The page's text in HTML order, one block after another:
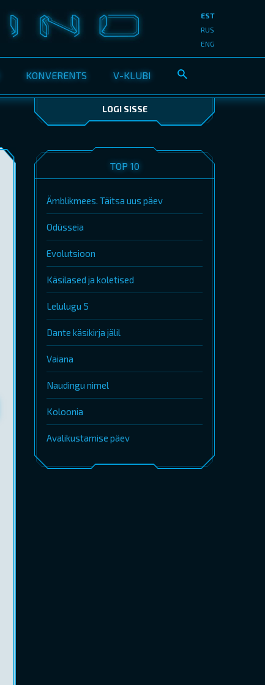
KONVERENTS V-KLUBI
EST
RUS
ENG
LOGI SISSE
TOP 10
Ämblikmees. Täitsa uus päev
Odüsseia
Evolutsioon
Käsilased ja koletised
Lelulugu 5
Dante käsikirja jälil
Vaiana
Naudingu nimel
Koloonia
Avalikustamise päev